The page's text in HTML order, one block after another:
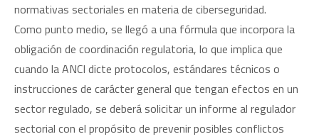
normativas sectoriales en materia de ciberseguridad.
Como punto medio, se llegó a una fórmula que incorpora la
obligación de coordinación regulatoria, lo que implica que
cuando la ANCI dicte protocolos, estándares técnicos o
instrucciones de carácter general que tengan efectos en un
sector regulado, se deberá solicitar un informe al regulador
sectorial con el propósito de prevenir posibles conflictos